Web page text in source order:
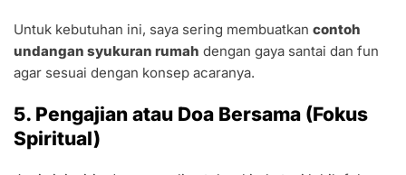
Untuk kebutuhan ini, saya sering membuatkan contoh
undangan syukuran rumah dengan gaya santai dan fun
agar sesuai dengan konsep acaranya.
5. Pengajian atau Doa Bersama (Fokus
Spiritual)